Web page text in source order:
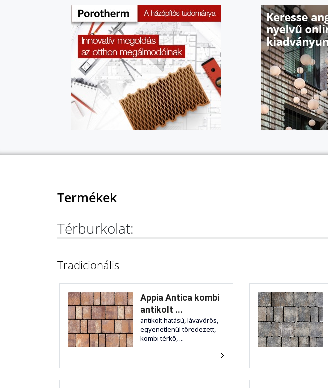
Termékek
Térburkolat:
Tradicionális
Appia Antica kombi
antikolt ...
antikolt hatású, lávavörös,
egyenetlenül töredezett,
kombi térkő, ...